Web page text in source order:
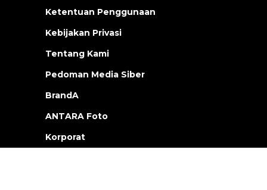
Ketentuan Penggunaan
Kebijakan Privasi
Tentang Kami
Pedoman Media Siber
BrandA
ANTARA Foto
Korporat